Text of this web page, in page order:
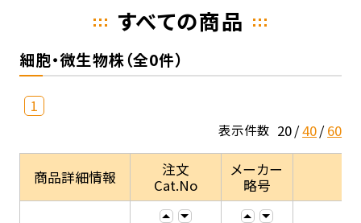
すべての商品
細胞・微生物株（全0件）
1
表示件数 20 40 60
商品詳細情報
注文
Cat.No
メーカー
略号